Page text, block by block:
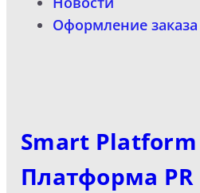
Оформление заказа
Smart
Платформа PR